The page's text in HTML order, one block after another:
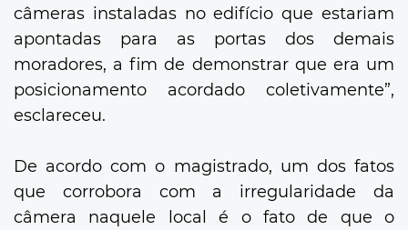
câmeras instaladas no edifício que estariam
apontadas para as portas dos demais
moradores, a fim de demonstrar que era um
posicionamento acordado coletivamente”,
esclareceu.
De acordo com o magistrado, um dos fatos
que corrobora com a irregularidade da
câmera naquele local é o fato de que o